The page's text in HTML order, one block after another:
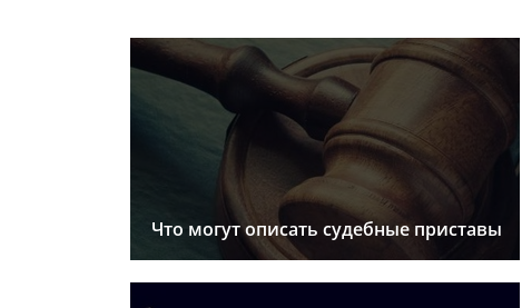
Что могут описать судебные приставы